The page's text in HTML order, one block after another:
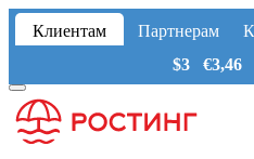
Клиентам Партнерам
$3 €3,46